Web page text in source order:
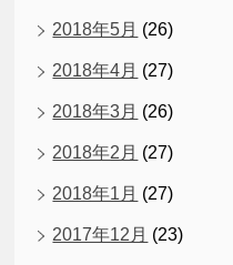
2018年5月 (26)
2018年4月 (27)
2018年3月 (26)
2018年2月 (27)
2018年1月 (27)
2017年12月 (23)